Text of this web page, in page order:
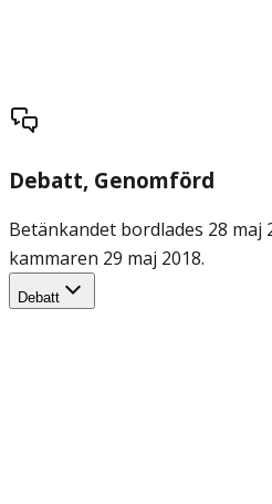
Debatt, Genomförd
Betänkandet bordlades 28 maj
kammaren 29 maj 2018.
Debatt